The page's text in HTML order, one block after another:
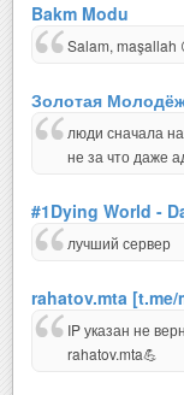
Bakm Modu
Salam, maşallah
Золотая
люди сначала
не за что даже
#1Dying World -
лучший сервер
rahatov.mta [t.me/
IP указан не
rahatov.mta💪